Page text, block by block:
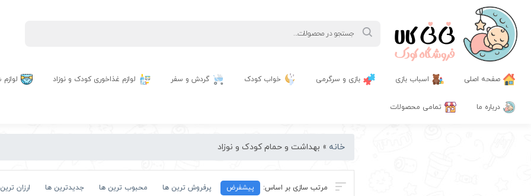
search
صفحه اصلی اسباب بازی بازی و سرگرمی خواب کودک گردش و سفر لوازم غذاخوری کودک و نوزاد
درباره ما تمامی محصولات
خانه » بهداشت و حمام کودک و نوزاد
پیشفرض پرفروش ترین ها محبوب ترین ها جدیدترین ها ارزان